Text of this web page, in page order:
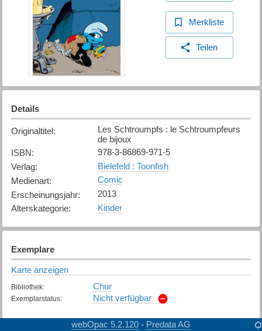
Merkliste
Teilen
Details
Originaltitel:
Les Schtroumpfs : le Schtroumpfeurs
de bijoux
ISBN:
978-3-86869-971-5
Verlag:
Bielefeld : Toonfish
Medienart:
Comic
Erscheinungsjahr:
2013
Alterskategorie: Kinder
Exemplare
Karte anzeigen
Bibliothek: Chur
Exemplarstatus: Nicht verfügbar
Davos
webOpac 5.2.120 - Predata AG